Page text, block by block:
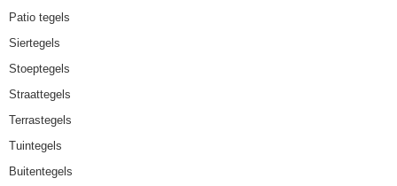
Patio tegels
Siertegels
Stoeptegels
Straattegels
Terrastegels
Tuintegels
Buitentegels